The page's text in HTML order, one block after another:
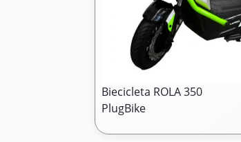
Biecicleta ROLA 350
PlugBike